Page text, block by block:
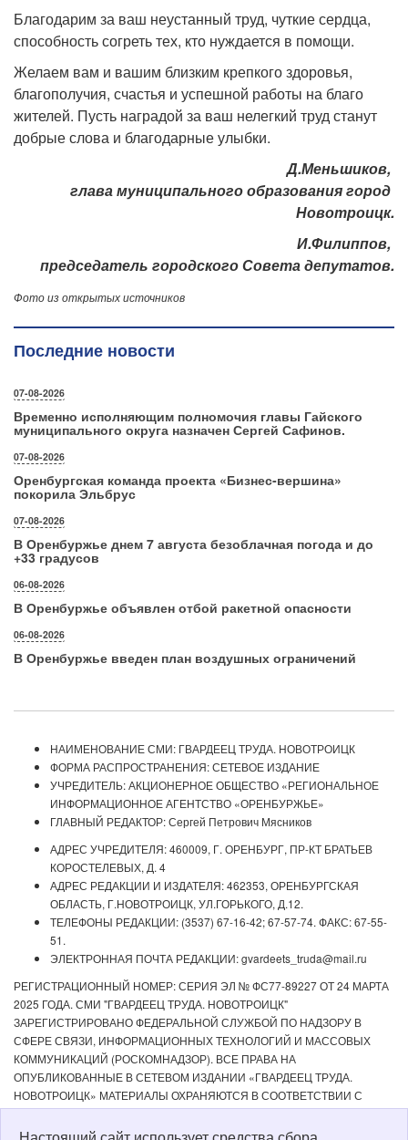
Благодарим за ваш неустанный труд, чуткие сердца,
способность согреть тех, кто нуждается в помощи.
Желаем вам и вашим близким крепкого здоровья,
благополучия, счастья и успешной работы на благо
жителей. Пусть наградой за ваш нелегкий труд станут
добрые слова и благодарные улыбки.
Д.Меньшиков,
глава муниципального образования город
Новотроицк.
И.Филиппов,
председатель городского Совета депутатов.
Фото из открытых источников
Последние новости
07-08-2026
Временно исполняющим полномочия главы Гайского
муниципального округа назначен Сергей Сафинов.
07-08-2026
Оренбургская команда проекта «Бизнес‑вершина»
покорила Эльбрус
07-08-2026
В Оренбуржье днем 7 августа безоблачная погода и до
+33 градусов
06-08-2026
В Оренбуржье объявлен отбой ракетной опасности
06-08-2026
В Оренбуржье введен план воздушных ограничений
НАИМЕНОВАНИЕ СМИ: ГВАРДЕЕЦ ТРУДА. НОВОТРОИЦК
ФОРМА РАСПРОСТРАНЕНИЯ: СЕТЕВОЕ ИЗДАНИЕ
УЧРЕДИТЕЛЬ: АКЦИОНЕРНОЕ ОБЩЕСТВО «РЕГИОНАЛЬНОЕ
ИНФОРМАЦИОННОЕ АГЕНТСТВО «ОРЕНБУРЖЬЕ»
ГЛАВНЫЙ РЕДАКТОР: Сергей Петрович Мясников
АДРЕС УЧРЕДИТЕЛЯ: 460009, Г. ОРЕНБУРГ, ПР-КТ БРАТЬЕВ
КОРОСТЕЛЕВЫХ, Д. 4
АДРЕС РЕДАКЦИИ И ИЗДАТЕЛЯ: 462353, ОРЕНБУРГСКАЯ
ОБЛАСТЬ, Г.НОВОТРОИЦК, УЛ.ГОРЬКОГО, Д.12.
ТЕЛЕФОНЫ РЕДАКЦИИ: (3537) 67-16-42; 67-57-74. ФАКС: 67-55-
51.
ЭЛЕКТРОННАЯ ПОЧТА РЕДАКЦИИ: gvardeets_truda@mail.ru
РЕГИСТРАЦИОННЫЙ НОМЕР: СЕРИЯ ЭЛ № ФС77-89227 ОТ 24 МАРТА
2025 ГОДА. СМИ "ГВАРДЕЕЦ ТРУДА. НОВОТРОИЦК"
ЗАРЕГИСТРИРОВАНО ФЕДЕРАЛЬНОЙ СЛУЖБОЙ ПО НАДЗОРУ В
СФЕРЕ СВЯЗИ, ИНФОРМАЦИОННЫХ ТЕХНОЛОГИЙ И МАССОВЫХ
КОММУНИКАЦИЙ (РОСКОМНАДЗОР). ВСЕ ПРАВА НА
ОПУБЛИКОВАННЫЕ В СЕТЕВОМ ИЗДАНИИ «ГВАРДЕЕЦ ТРУДА.
НОВОТРОИЦК» МАТЕРИАЛЫ ОХРАНЯЮТСЯ В СООТВЕТСТВИИ С
ЗАКОНОДАТЕЛЬСТВОМ РФ. ЛЮБОЕ ИСПОЛЬЗОВАНИЕ МАТЕРИАЛОВ
ДОПУСКАЕТСЯ ТОЛЬКО ПО СОГЛАСОВАНИЮ С РЕДАКЦИЕЙ С